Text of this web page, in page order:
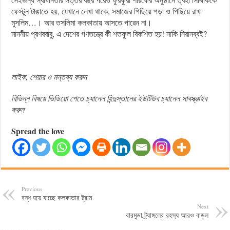
ফেস্টুন টাঙাতে হয়, যেখানে লেখা থাকে, সমাজের পিছিয়ে পড়া ও পিছিয়ে রাখা
মুসলিম…। আর তসলিমা কলকাতায় আসতে পারেন না।
মাননীয় প্রণববাবু, এ দেশের গণতন্ত্রে কী শতফুল বিকশিত হয়! নাকি নিরানব্বই?
লাইক, শেয়ার ও মন্তব্য করুন
বিভিন্ন বিষয়ে ভিডিয়ো পেতে চ্যানেল হিন্দুস্তানের ইউটিউব চ্যানেল সাবস্ক্রাইব
করুন
Spread the love
Previous
বন্ধ হয়ে যাচ্ছে কলকাতার ট্রাম
Next
বারমুডা ট্র্যাঙ্গলের রহস্য আরও বাড়ল